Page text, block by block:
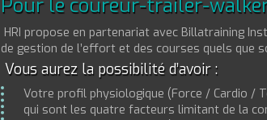
Pour le coureur-trailer-
HRI propose en partenariat avec Billatraining
de gestion de l’effort et des courses quels que
Vous aurez la possibilité d’avoir :
Votre profil physiologique (Force / Cardio /
qui sont les quatre facteurs limitant de la